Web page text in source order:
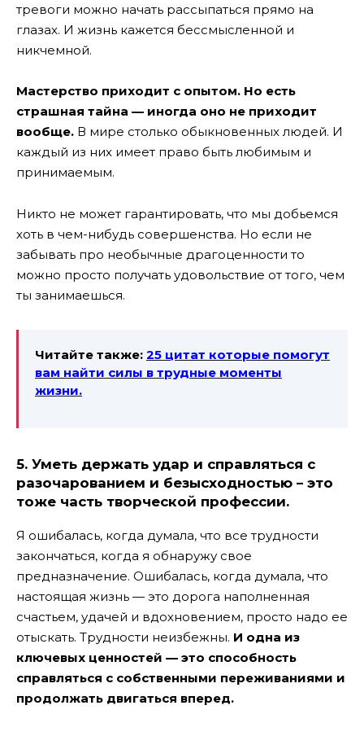
тревоги можно начать рассыпаться прямо на
глазах. И жизнь кажется бессмысленной и
никчемной.
Мастерство приходит с опытом. Но есть
страшная тайна — иногда оно не приходит
вообще. В мире столько обыкновенных людей. И
каждый из них имеет право быть любимым и
принимаемым.
Никто не может гарантировать, что мы добьемся
хоть в чем-нибудь совершенства. Но если не
забывать про необычные драгоценности то
можно просто получать удовольствие от того, чем
ты занимаешься.
Читайте также: 25 цитат которые помогут
вам найти силы в трудные моменты
жизни.
5. Уметь держать удар и справляться с
разочарованием и безысходностью – это
тоже часть творческой профессии.
Я ошибалась, когда думала, что все трудности
закончаться, когда я обнаружу свое
предназначение. Ошибалась, когда думала, что
настоящая жизнь — это дорога наполненная
счастьем, удачей и вдохновением, просто надо ее
отыскать. Трудности неизбежны. И одна из
ключевых ценностей — это способность
справляться с собственными переживаниями и
продолжать двигаться вперед.